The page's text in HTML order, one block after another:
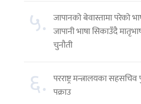
५. जापानको बेवास्तामा परेको
जापानी भाषा सिकाउँदै
चुनौती
६. परराष्ट्र मन्त्रालयका सहसचिव
पक्राउ